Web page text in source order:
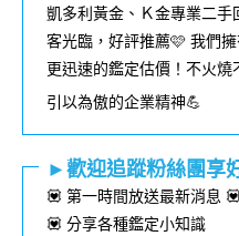
凱多利黃金、Ｋ金專業二
客光臨，好評推薦🩷 我們
更迅速的鑑定估價！不火燒
引以為傲的企業精神💪
►歡迎追蹤粉絲團享
💟 第一時間放送最新消息
💟 分享各種鑑定小知識